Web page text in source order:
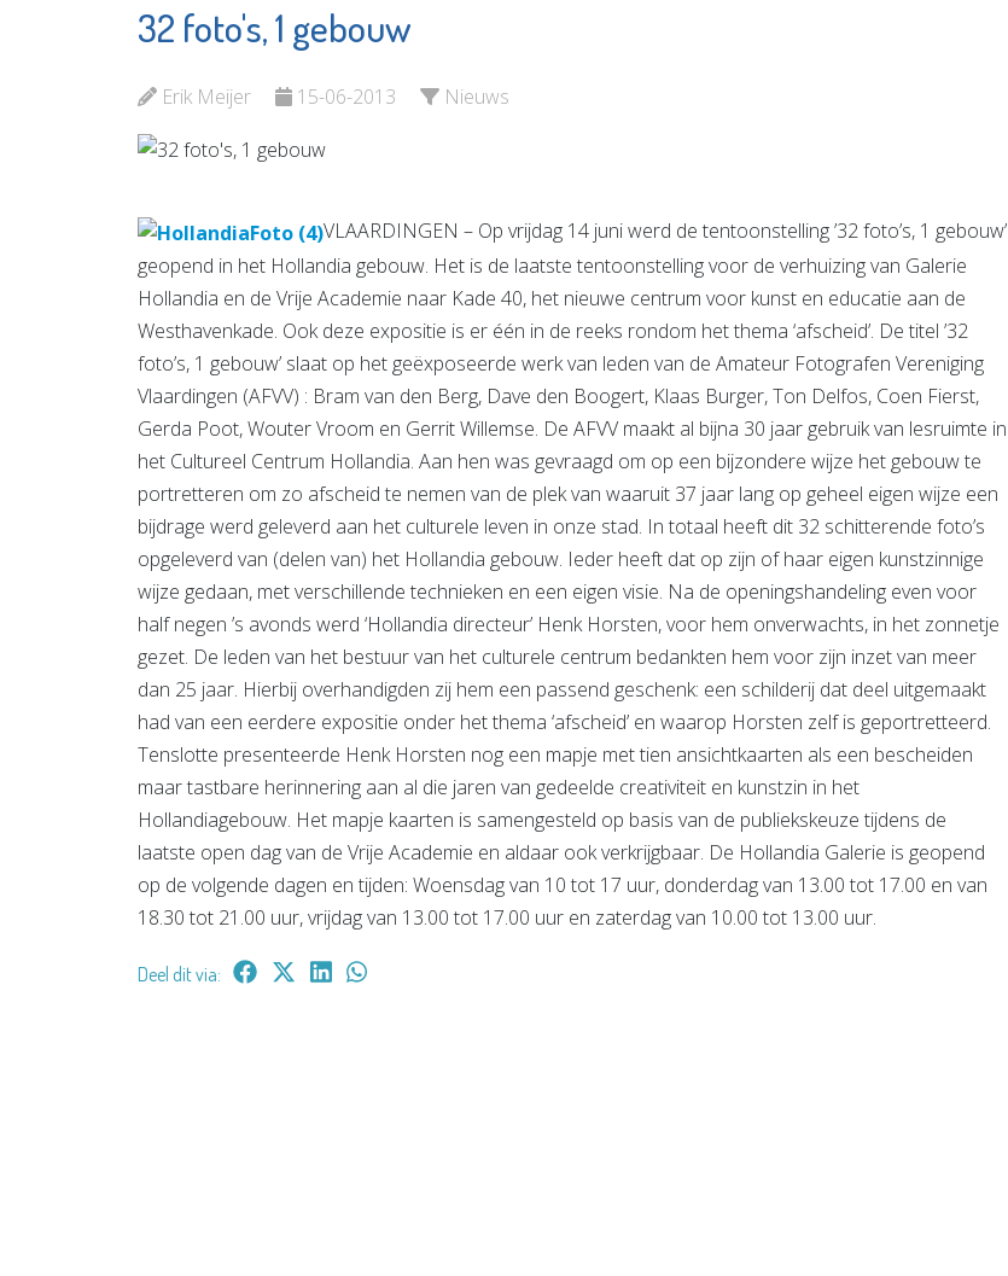
32 foto's, 1 gebouw
Erik Meijer 15-06-2013 Nieuws
VLAARDINGEN – Op vrijdag 14 juni werd de tentoonstelling ’32 foto’s, 1 gebouw’
geopend in het Hollandia gebouw. Het is de laatste tentoonstelling voor de verhuizing van Galerie
Hollandia en de Vrije Academie naar Kade 40, het nieuwe centrum voor kunst en educatie aan de
Westhavenkade. Ook deze expositie is er één in de reeks rondom het thema ‘afscheid’. De titel ’32
foto’s, 1 gebouw’ slaat op het geëxposeerde werk van leden van de Amateur Fotografen Vereniging
Vlaardingen (AFVV) : Bram van den Berg, Dave den Boogert, Klaas Burger, Ton Delfos, Coen Fierst,
Gerda Poot, Wouter Vroom en Gerrit Willemse. De AFVV maakt al bijna 30 jaar gebruik van lesruimte in
het Cultureel Centrum Hollandia. Aan hen was gevraagd om op een bijzondere wijze het gebouw te
portretteren om zo afscheid te nemen van de plek van waaruit 37 jaar lang op geheel eigen wijze een
bijdrage werd geleverd aan het culturele leven in onze stad. In totaal heeft dit 32 schitterende foto’s
opgeleverd van (delen van) het Hollandia gebouw. Ieder heeft dat op zijn of haar eigen kunstzinnige
wijze gedaan, met verschillende technieken en een eigen visie. Na de openingshandeling even voor
half negen ’s avonds werd ‘Hollandia directeur’ Henk Horsten, voor hem onverwachts, in het zonnetje
gezet. De leden van het bestuur van het culturele centrum bedankten hem voor zijn inzet van meer
dan 25 jaar. Hierbij overhandigden zij hem een passend geschenk: een schilderij dat deel uitgemaakt
had van een eerdere expositie onder het thema ‘afscheid’ en waarop Horsten zelf is geportretteerd.
Tenslotte presenteerde Henk Horsten nog een mapje met tien ansichtkaarten als een bescheiden
maar tastbare herinnering aan al die jaren van gedeelde creativiteit en kunstzin in het
Hollandiagebouw. Het mapje kaarten is samengesteld op basis van de publiekskeuze tijdens de
laatste open dag van de Vrije Academie en aldaar ook verkrijgbaar. De Hollandia Galerie is geopend
op de volgende dagen en tijden: Woensdag van 10 tot 17 uur, donderdag van 13.00 tot 17.00 en van
18.30 tot 21.00 uur, vrijdag van 13.00 tot 17.00 uur en zaterdag van 10.00 tot 13.00 uur.
Deel dit via:
Bekijk de pagina Bekijk de pagina